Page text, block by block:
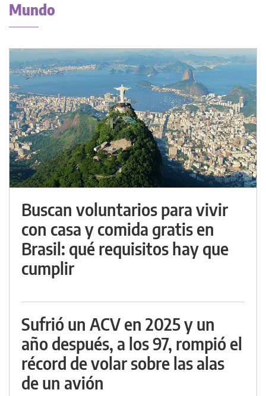
Mundo
Buscan voluntarios para vivir
con casa y comida gratis en
Brasil: qué requisitos hay que
cumplir
Sufrió un ACV en 2025 y un
año después, a los 97, rompió el
récord de volar sobre las alas
de un avión